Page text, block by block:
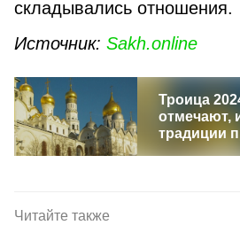
складывались отношения.
Источник: Sakh.online
Троица
отмечают,
традиции
Читайте также